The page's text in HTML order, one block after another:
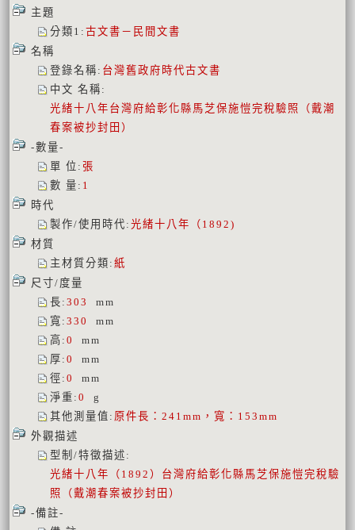
主題
分類1 : 古文書－民間文書
名稱
登錄名稱 : 台灣舊政府時代古文書
中文 名稱 :
光緒十八年台灣府給彰化縣馬芝保施愷完稅驗照（戴潮
春案被抄封田）
-數量-
單 位 : 張
數 量 : 1
時代
製作/使用時代 : 光緒十八年（1892)
材質
主材質分類 : 紙
尺寸/度量
長 : 303
mm
寬 : 330
mm
高 : 0
mm
厚 : 0
mm
徑 : 0
mm
淨重 : 0
g
其他測量值 : 原件長：241mm，寬：153mm
外觀描述
型制/特徵描述 :
光緒十八年（1892）台灣府給彰化縣馬芝保施愷完稅驗
照（戴潮春案被抄封田）
-備註-